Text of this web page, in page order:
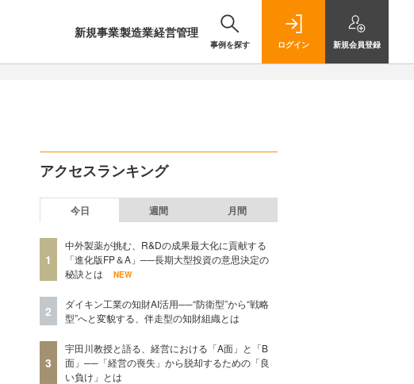
新規事業製造業経営管理
事例を探す ログイン 新規会員登録
アクセスランキング
今日 週間 月間
1
中外製薬が挑む、R&Dの成果最大化に貢献する
「進化版FP＆A」──長期大型投資の意思決定の
秘訣とは
NEW
2
ダイキン工業の知財AI活用──“防衛型”から“戦略
型”へと変貌する、伴走型の知財組織とは
3
宇田川教授と語る、経営における「A面」と「B
面」──「経営の喪失」から脱却するための「良
い負け」とは